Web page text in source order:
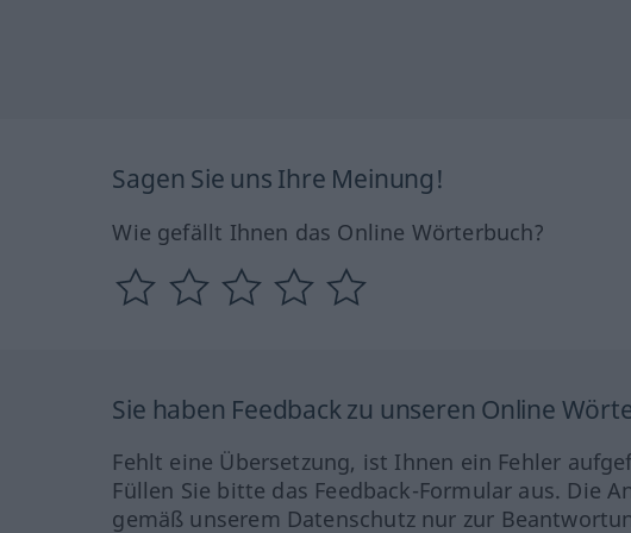
Sagen Sie uns Ihre Meinung!
Wie gefällt Ihnen das Online Wörterbuch?
Sie haben Feedback zu unseren Online
Fehlt eine Übersetzung, ist Ihnen ein Fehler
Füllen Sie bitte das Feedback-Formular aus. Die
gemäß unserem Datenschutz nur zur